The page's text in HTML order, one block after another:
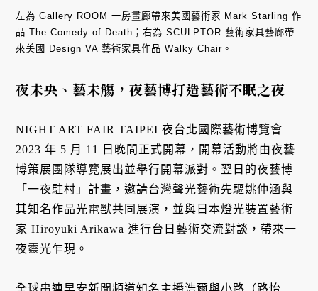
左為 Gallery ROOM 一房畫廊帶來美國藝術家 Mark Starling 作
品 The Comedy of Death；右為 SCULPTOR 藝術家具藝廊帶
來美國 Design VA 藝術家具作品 Walky Chair。
夜未央、藝未觴，夜藝博打造藝術不眠之夜
NIGHT ART FAIR TAIPEI 夜台北國際藝術博覽會
2023 年 5 月 11 日晚間正式開幕，開幕活動將由夜藝
博策展團隊導覽展出並舉行開幕派對。翌日的夜藝博
「一夜駐村」計畫，邀請台灣聲光藝術先驅姚仲涵與
其知名作品光電獸共同展演，並與日本燈光裝置藝術
家 Hiroyuki Arikawa 進行台日藝術交流對談，帶來一
夜靈光乍現。